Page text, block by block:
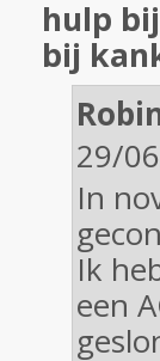
hulp
bij
29/
In
Ik
een